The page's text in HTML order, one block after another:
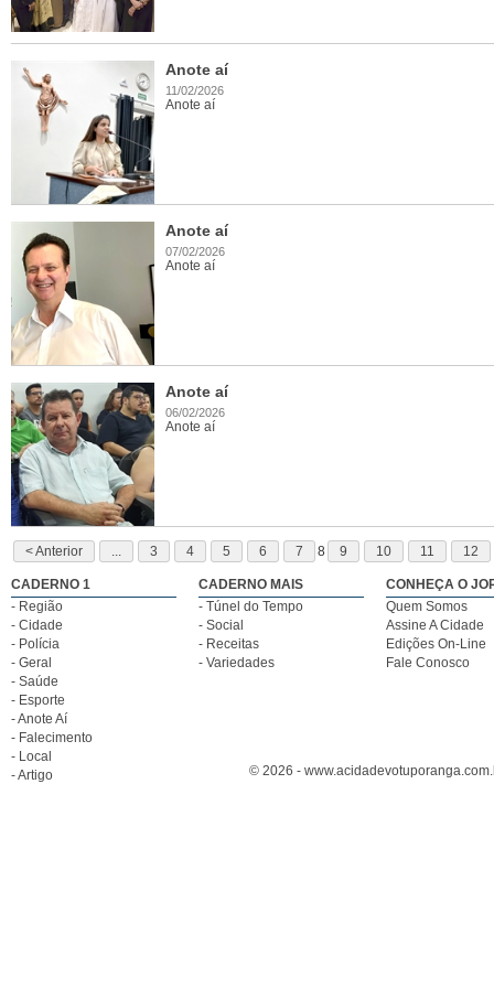
Anote aí
11/02/2026
Anote aí
Anote aí
07/02/2026
Anote aí
Anote aí
06/02/2026
Anote aí
< Anterior ... 3 4 5 6 7 8 9 10 11 12
CADERNO 1
- Região
- Cidade
- Polícia
- Geral
- Saúde
- Esporte
- Anote Aí
- Falecimento
- Local
- Artigo
CADERNO MAIS
- Túnel do Tempo
- Social
- Receitas
- Variedades
CONHEÇA O
Quem Somos
Assine A Cidade
Edições On-Line
Fale Conosco
© 2026 -